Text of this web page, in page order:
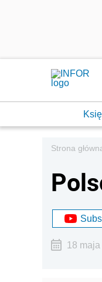
Strona
18